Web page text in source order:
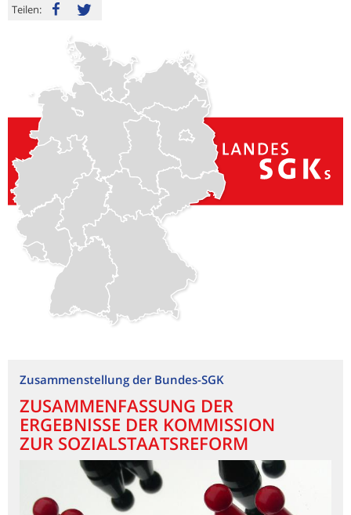
Teilen:
Zusammenstellung der Bundes-SGK
ZUSAMMENFASSUNG DER
ERGEBNISSE DER KOMMISSION
ZUR SOZIALSTAATSREFORM